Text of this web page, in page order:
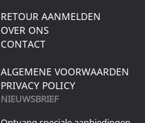
RETOUR AANMELDEN
OVER ONS
CONTACT
ALGEMENE VOORWAARDEN
PRIVACY POLICY
NIEUWSBRIEF